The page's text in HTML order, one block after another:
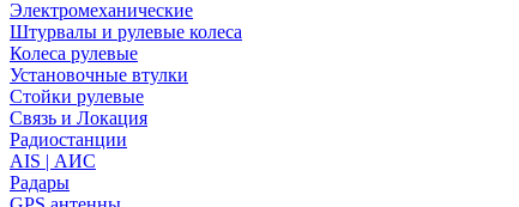
Электромеханические
Штурвалы и рулевые колеса
Колеса рулевые
Установочные втулки
Стойки рулевые
Связь и Локация
Радиостанции
AIS | АИС
Радары